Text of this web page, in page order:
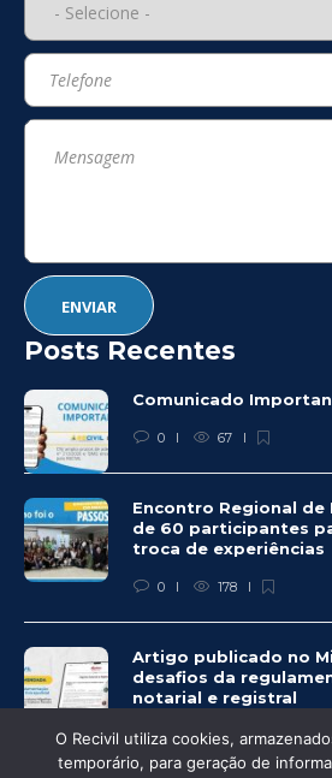
Posts Recentes
Comunicado
0 67
Encontro Regional de
de 60 participantes
troca de experiências
0 178
Artigo publicado no
desafios da
notarial e registral
0 442
O Recivil utiliza cookies,
temporário, para geração de